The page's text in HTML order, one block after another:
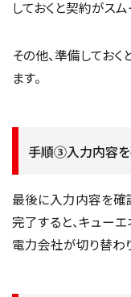
しておくと契約がスム
その他、準備してお
ます。
手順③入力内容
最後に入力内容を確
完了すると、キュー
電力会社が切り替わ